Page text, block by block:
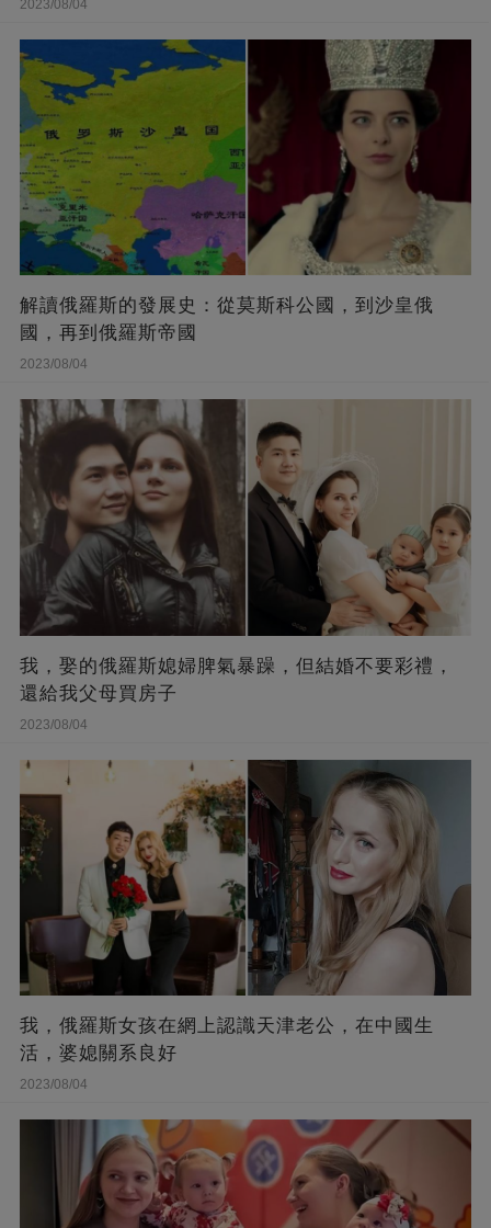
2023/08/04
解讀俄羅斯的發展史：從莫斯科公國，到沙皇俄
國，再到俄羅斯帝國
2023/08/04
我，娶的俄羅斯媳婦脾氣暴躁，但結婚不要彩禮，
還給我父母買房子
2023/08/04
我，俄羅斯女孩在網上認識天津老公，在中國生
活，婆媳關系良好
2023/08/04